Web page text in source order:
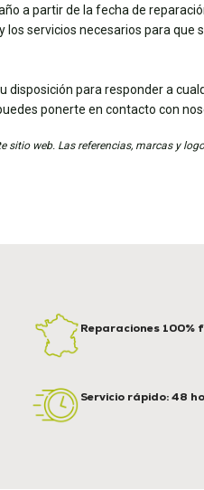
a partir de la fecha de
servicios necesarios para que
disposición para responder a
ponerte en contacto con
web. Las referencias, marcas y
Reparaciones 100%
Servicio rápido: 48